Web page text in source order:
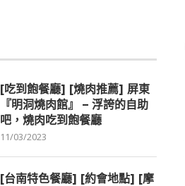
[吃到飽餐廳] [燒肉推薦] 屏東
『明洞燒肉館』 – 浮誇的自助
吧，燒肉吃到飽餐廳
11/03/2023
[台南特色餐廳] [約會地點] [摩